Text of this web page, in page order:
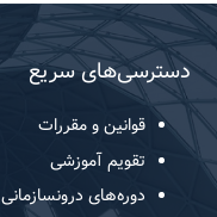
دسترسی‌های سریع
قوانین و مقررات
تقویم آموزشی
دوره‌های درونسازمانی